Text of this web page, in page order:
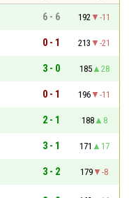
6 - 6 192
-11
0 - 1 213
-21
3 - 0 185
28
0 - 1 196
-11
2 - 1 188
8
3 - 1 171
17
3 - 2 179 -8